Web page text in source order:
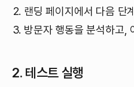
랜딩 페이지에서 다음 단
방문자 행동을 분석하고
2. 테스트 실행